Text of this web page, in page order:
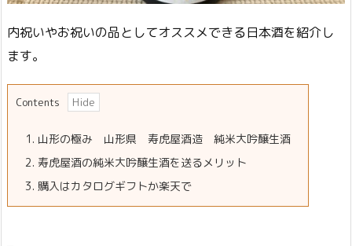
内祝いやお祝いの品としてオススメできる日本酒を紹介し
ます。
Contents
1. 山形の極み 山形県 寿虎屋酒造 純米大吟醸生酒
2. 寿虎屋酒の純米大吟醸生酒を送るメリット
3. 購入はカタログギフトか楽天で